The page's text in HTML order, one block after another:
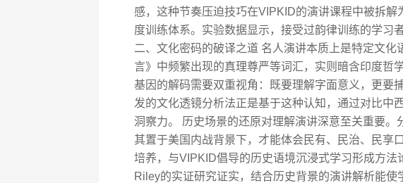
感，这种节奏压迫技巧在VIPKID的演讲课程中被拆解
度训练体系。实验数据显示，接受过韵律训练的学习
二、文化密码的破译之道 名人演讲本质上是特定文化
言》中频繁出现的真理尊严等词汇，实则暗含印度哲
基因的解码需要双重视角：既要理解字面意义，更要
发的文化透镜分析法正是基于这种认知，通过对比中
洞察力。 历史场景的还原对理解演讲深意至关重要。
其置于美国内战背景下，才能体会民有、民治、民享
培养，与VIPKID倡导的历史语境沉浸式学习形成方
Riley的实证研究证实，结合历史背景的演讲解析能